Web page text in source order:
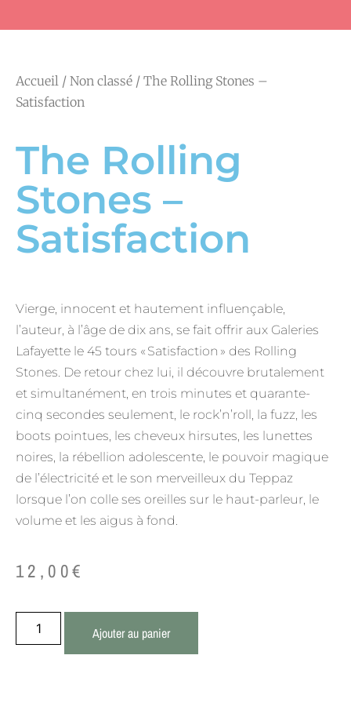
Accueil / Non classé / The Rolling Stones –
Satisfaction
The Rolling
Stones –
Satisfaction
Vierge, innocent et hautement influençable,
l’auteur, à l’âge de dix ans, se fait offrir aux Galeries
Lafayette le 45 tours « Satisfaction » des Rolling
Stones. De retour chez lui, il découvre brutalement
et simultanément, en trois minutes et quarante-
cinq secondes seulement, le rock’n’roll, la fuzz, les
boots pointues, les cheveux hirsutes, les lunettes
noires, la rébellion adolescente, le pouvoir magique
de l’électricité et le son merveilleux du Teppaz
lorsque l’on colle ses oreilles sur le haut-parleur, le
volume et les aigus à fond.
12,00€
Ajouter au panier